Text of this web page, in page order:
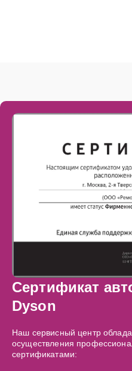
Сертификат
Dyson
Наш сервисный центр
осуществления
сертификатами: